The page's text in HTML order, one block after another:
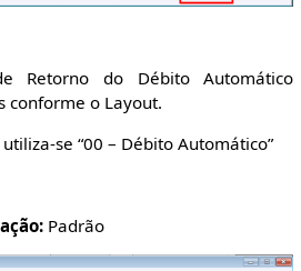
Retorno do Débito Automático
conforme o Layout.
se “00 – Débito Automático”
Padrão